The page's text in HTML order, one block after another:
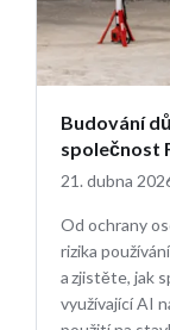
Budování
společnost
inteligenci
21. dubna
Od ochrany
rizika
a zjistěte, jak
využívající AI